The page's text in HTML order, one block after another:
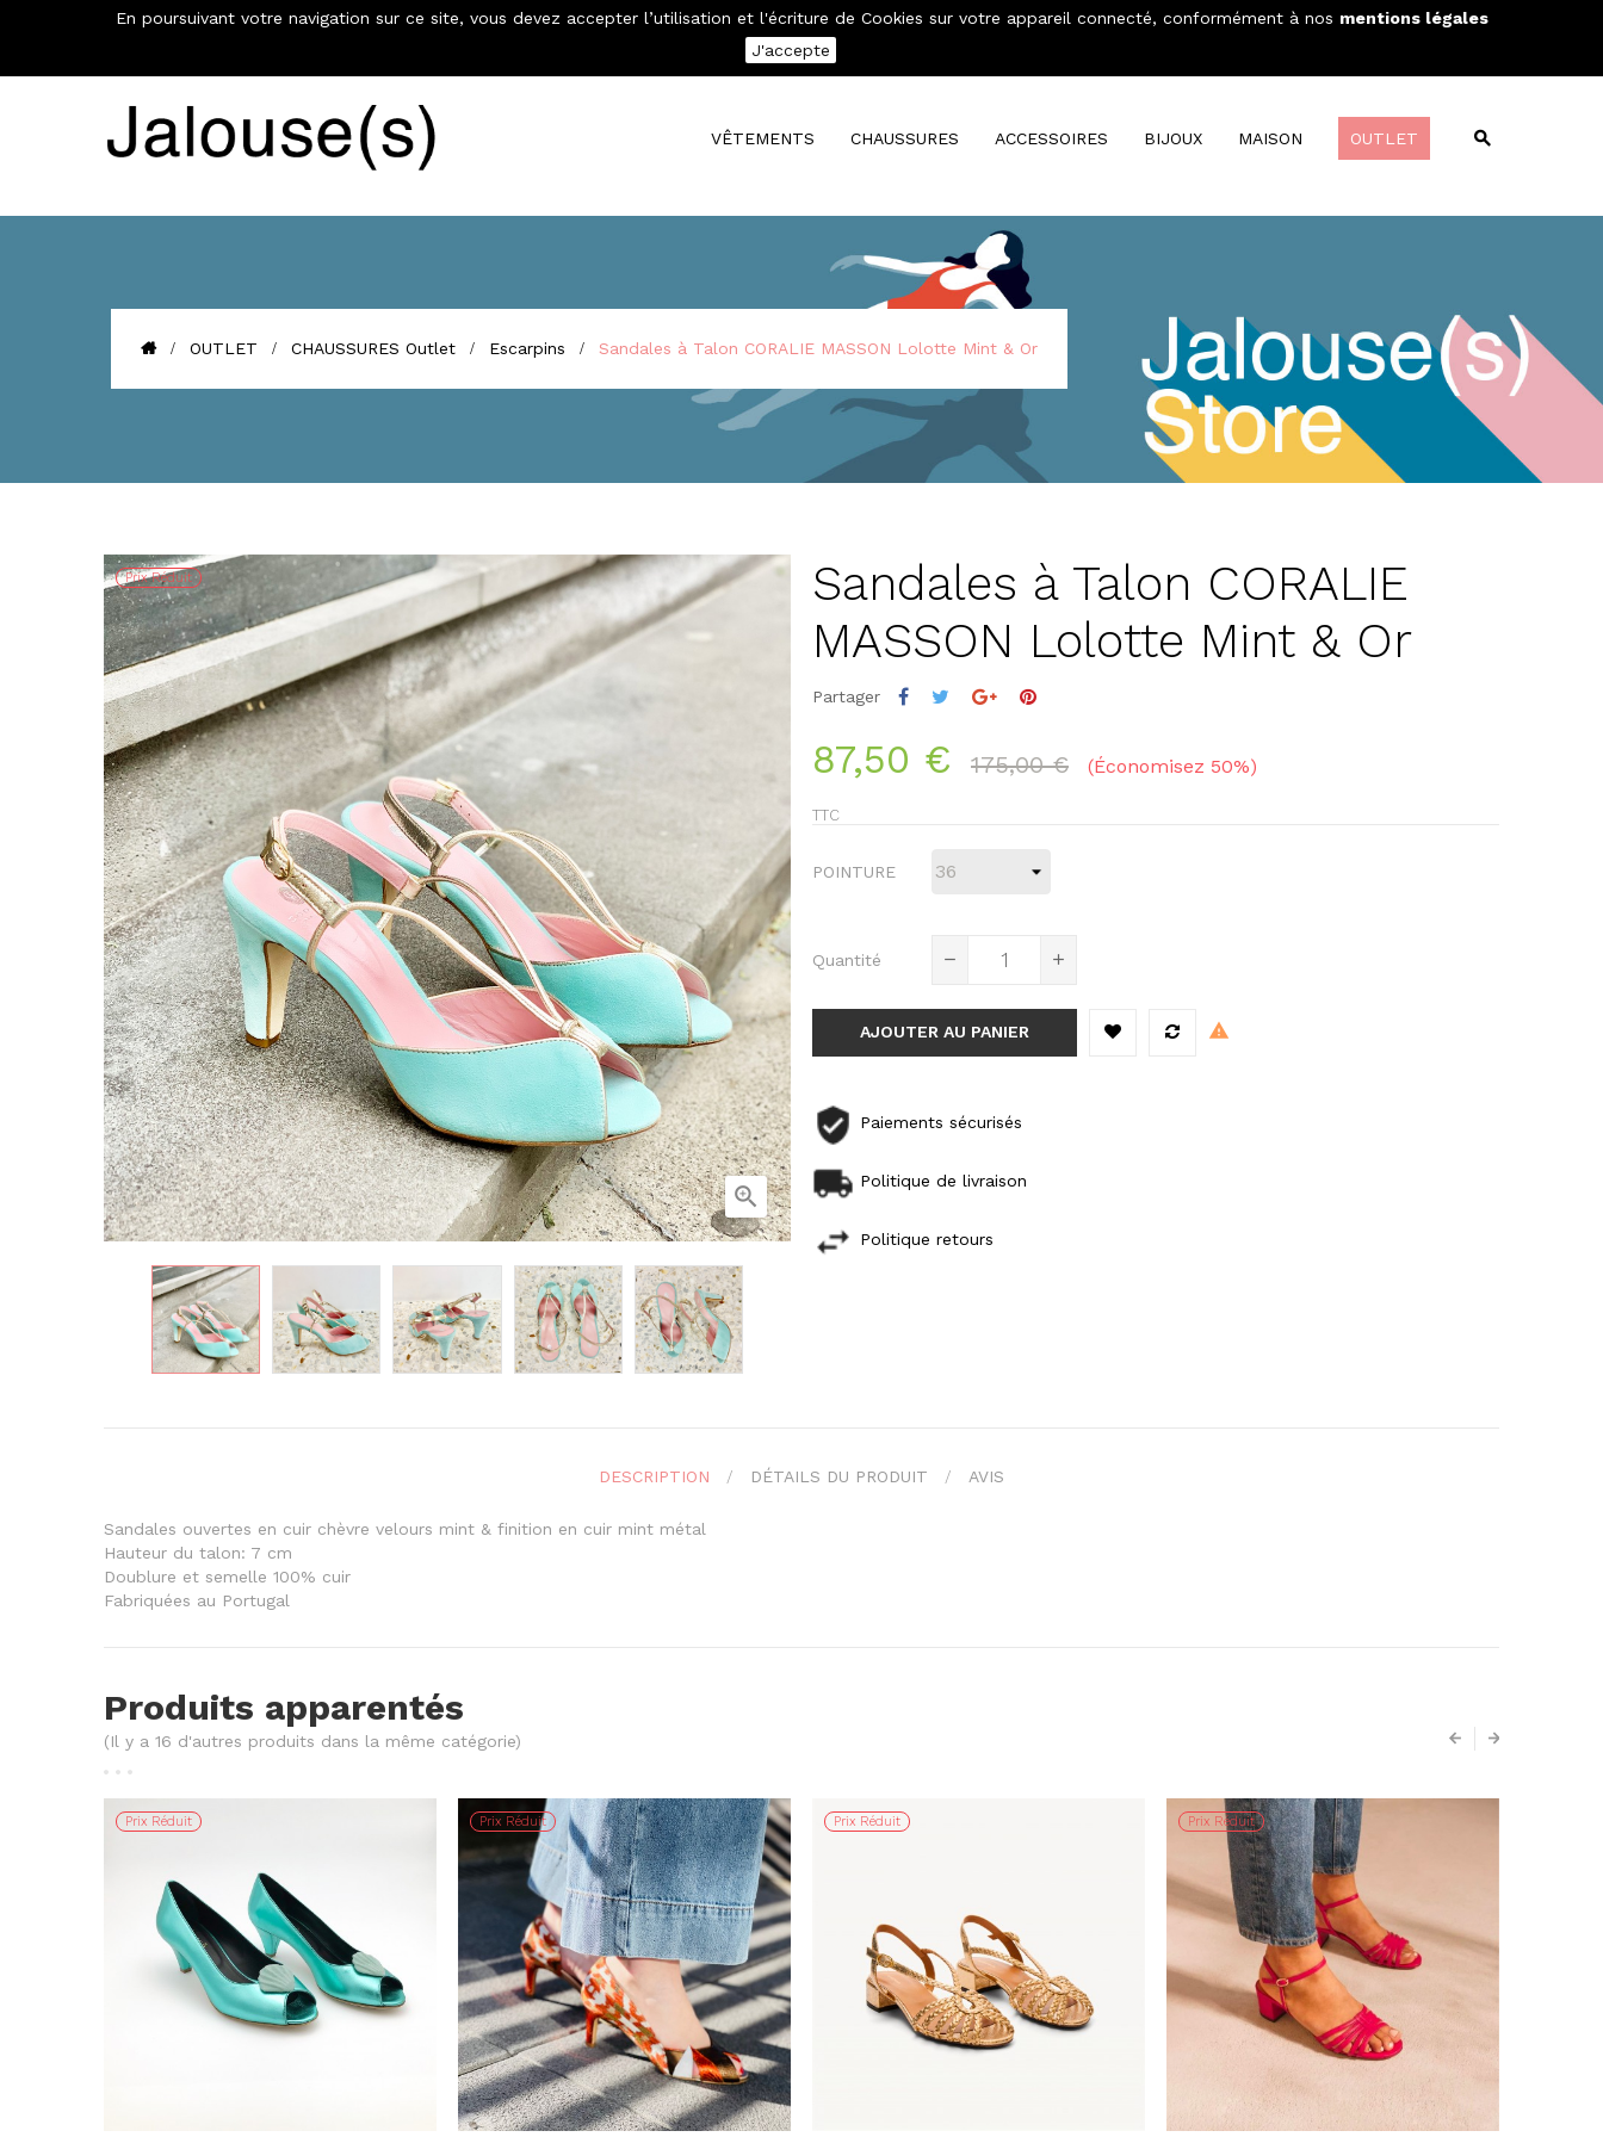
€ Mon compte
VÊTEMENTS CHAUSSURES ACCESSOIRES BIJOUX MAISON OUTLET
OUTLET CHAUSSURES Outlet Escarpins Sandales à Talon CORALIE MASSON Lolotte Mint & Or
Prix Réduit

Sandales à Talon CORALIE
MASSON Lolotte Mint & Or
Partager
87,50 € 175,00 € Économisez 50%
TTC
POINTURE
Quantité
AJOUTER AU PANIER
Paiements sécurisés
Politique de livraison
Politique retours
DESCRIPTION DÉTAILS DU PRODUIT AVIS
Sandales ouvertes en cuir chèvre velours mint & finition en cuir mint métal
Hauteur du talon: 7 cm
Doublure et semelle 100% cuir
Fabriquées au Portugal
Produits apparentés
(Il y a 16 d'autres produits dans la même catégorie)
Prix Réduit Prix Réduit Prix Réduit Prix Réduit
En poursuivant votre navigation sur ce site, vous devez accepter l’utilisation et l'écriture de Cookies sur votre appareil connecté, conformément à nos mentions légales
J'accepte